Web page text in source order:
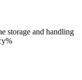
storage and handling